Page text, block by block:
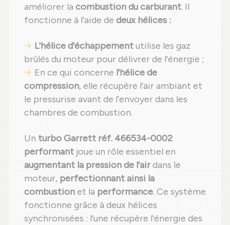
améliorer la combustion du carburant. Il
fonctionne à l'aide de deux hélices :
L'hélice d'échappementutilise les gaz
brûlés du moteur pour délivrer de l'énergie ;
En ce qui concerne l'hélice de
compression, elle récupère l'air ambiant et
le pressurise avant de l'envoyer dans les
chambres de combustion.
Un turbo Garrett réf. 466534-0002
performant joue un rôle essentiel en
augmentant la pression de l'airdans le
moteur, perfectionnant ainsi la
combustionet la performance. Ce système
fonctionne grâce à deux hélices
synchronisées : l'une récupère l'énergie des